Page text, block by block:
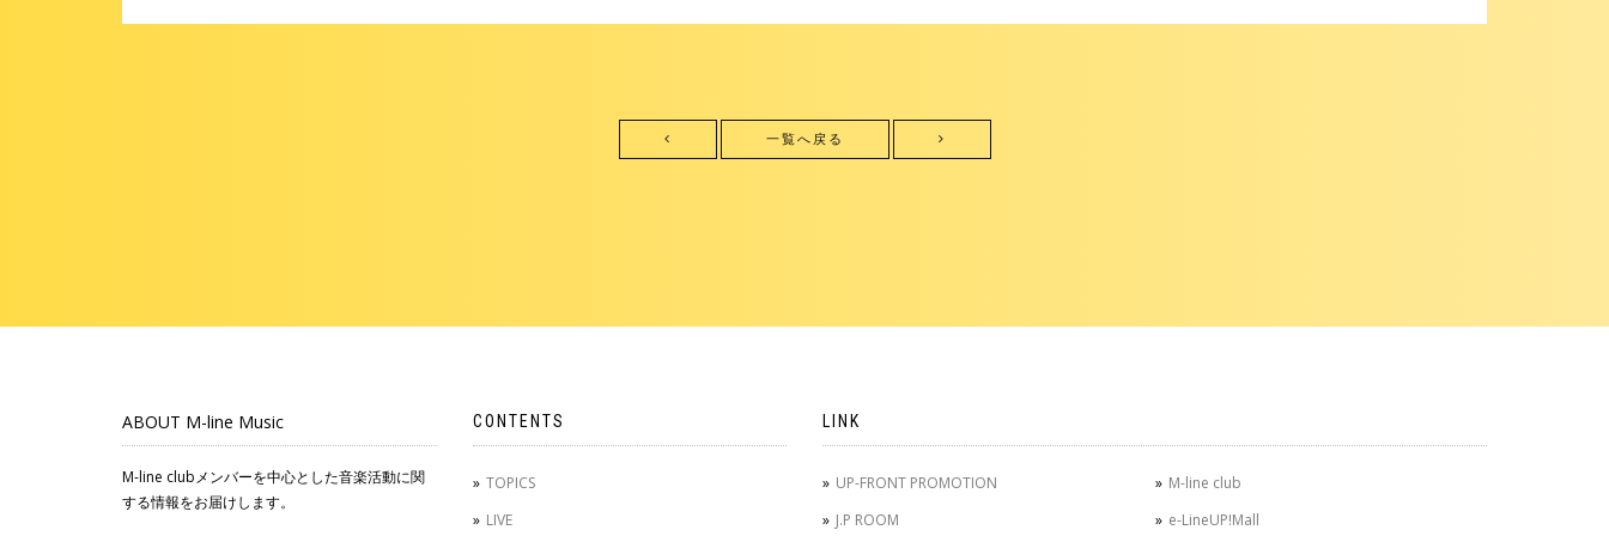
一覧へ戻る
ABOUT M-line Music
M-line clubメンバーを中心とした音楽活動に関
する情報をお届けします。
CONTENTS
TOPICS
LIVE
LINK
UP-FRONT PROMOTION
J.P ROOM
M-line club
e-LineUP!Mall